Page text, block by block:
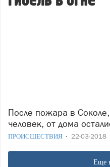
После пожара в Соколе, в котором погиб
человек, от дома
ПРОИСШЕСТВИЯ 22-03-2018
Еще